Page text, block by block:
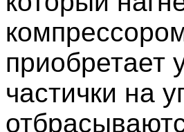
приобретает
частички на